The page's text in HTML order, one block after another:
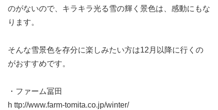
のがないので、キラキラ光る雪の輝く景色は、感動にもな
ります。
そんな雪景色を存分に楽しみたい方は12月以降に行くの
がおすすめです。
・ファーム冨田
h ttp://www.farm-tomita.co.jp/winter/